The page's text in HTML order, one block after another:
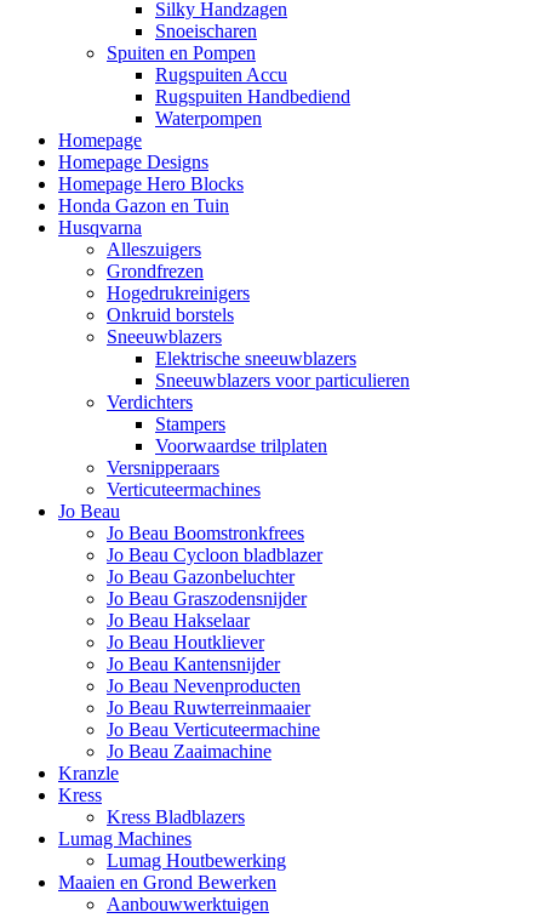
Silky Handzagen
Snoeischaren
Spuiten en Pompen
Rugspuiten Accu
Rugspuiten Handbediend
Waterpompen
Homepage
Homepage Designs
Homepage Hero Blocks
Honda Gazon en Tuin
Husqvarna
Alleszuigers
Grondfrezen
Hogedrukreinigers
Onkruid borstels
Sneeuwblazers
Elektrische sneeuwblazers
Sneeuwblazers voor particulieren
Verdichters
Stampers
Voorwaardse trilplaten
Versnipperaars
Verticuteermachines
Jo Beau
Jo Beau Boomstronkfrees
Jo Beau Cycloon bladblazer
Jo Beau Gazonbeluchter
Jo Beau Graszodensnijder
Jo Beau Hakselaar
Jo Beau Houtkliever
Jo Beau Kantensnijder
Jo Beau Nevenproducten
Jo Beau Ruwterreinmaaier
Jo Beau Verticuteermachine
Jo Beau Zaaimachine
Kranzle
Kress
Kress Bladblazers
Lumag Machines
Lumag Houtbewerking
Maaien en Grond Bewerken
Aanbouwwerktuigen